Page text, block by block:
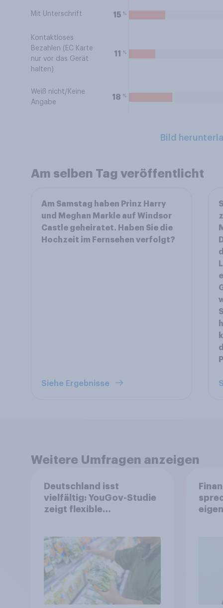
Mit Unterschrift 15 %
Kontaktloses
Bezahlen (EC Karte
nur vor das Gerät
halten)
11 %
Weiß nicht/Keine
Angabe
18 %
Bild
Am selben Tag veröffentlicht
Am Samstag haben Prinz Harry
und Meghan Markle auf Windsor
Castle geheiratet. Haben Sie die
Hochzeit im Fernsehen verfolgt?
Siehe Ergebnisse
Weitere Umfragen anzeigen
Deutschland isst
vielfältig: YouGov-Studie
zeigt flexible